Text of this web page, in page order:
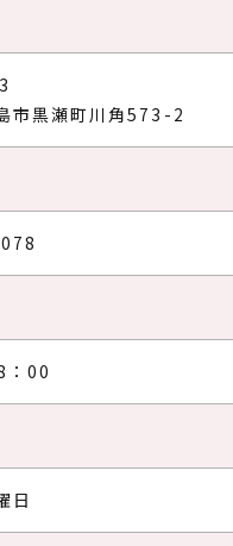
市黒瀬町川角573-2
：00
日